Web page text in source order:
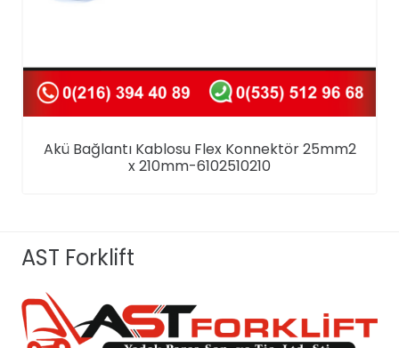
Akü Bağlantı Kablosu Flex Konnektör 25mm2
x 210mm-6102510210
AST Forklift